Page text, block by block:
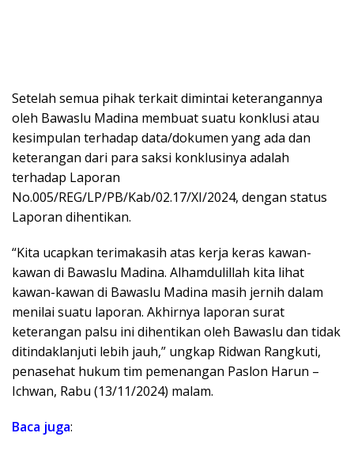
Setelah semua pihak terkait dimintai keterangannya
oleh Bawaslu Madina membuat suatu konklusi atau
kesimpulan terhadap data/dokumen yang ada dan
keterangan dari para saksi konklusinya adalah
terhadap Laporan
No.005/REG/LP/PB/Kab/02.17/XI/2024, dengan status
Laporan dihentikan.
“Kita ucapkan terimakasih atas kerja keras kawan-
kawan di Bawaslu Madina. Alhamdulillah kita lihat
kawan-kawan di Bawaslu Madina masih jernih dalam
menilai suatu laporan. Akhirnya laporan surat
keterangan palsu ini dihentikan oleh Bawaslu dan tidak
ditindaklanjuti lebih jauh,” ungkap Ridwan Rangkuti,
penasehat hukum tim pemenangan Paslon Harun –
Ichwan, Rabu (13/11/2024) malam.
Baca juga: